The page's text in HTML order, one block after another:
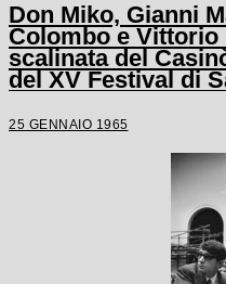
Don Miko, Gianni
Colombo e
scalinata del
del XV Festival di
25 GENNAIO 1965